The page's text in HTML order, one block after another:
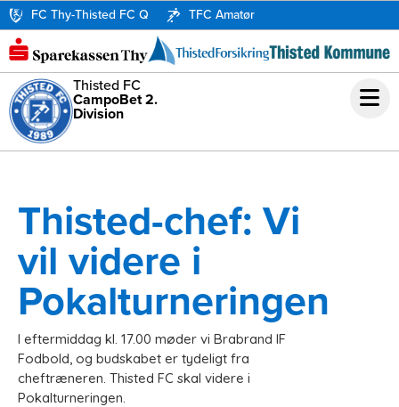
FC Thy-Thisted FC Q TFC Amatør
Thisted FC
CampoBet 2.
Division
Thisted-chef: Vi
vil videre i
Pokalturneringen
I eftermiddag kl. 17.00 møder vi Brabrand IF
Fodbold, og budskabet er tydeligt fra
cheftræneren. Thisted FC skal videre i
Pokalturneringen.